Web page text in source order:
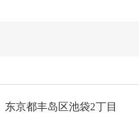
东京都丰岛区池袋2丁目